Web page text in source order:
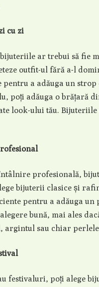
cu zi
ar trebui să fie
outfit-ul fără a-l
a adăuga un
poți adăuga o brățară
look-ului tău.
profesională,
bijuterii clasice și
pentru a adăuga
bună, mai ales
argintul sau chiar
festivaluri, poți alege